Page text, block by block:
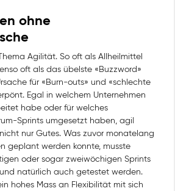
ohne
Agilität. So oft als Allheilmittel
oft als das übelste «Buzzword»
für «Burn-outs» und «schlechte
Egal in welchem Unternehmen
habe oder für welches
Sprints umgesetzt haben, agil
nur Gutes. Was zuvor monatelang
geplant werden konnte, musste
oder sogar zweiwöchigen Sprints
natürlich auch getestet werden.
hohes Mass an Flexibilität mit sich